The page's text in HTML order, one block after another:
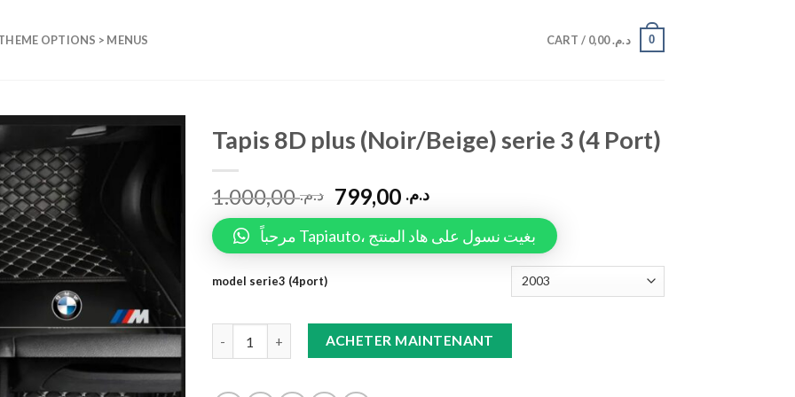
OPTIONS > MENUS CART / د.م.0,00 0
Add to
wishlist
Tapis 8D plus (Noir/Beige) serie 3 (4 Port)
د.م.1.000,00 د.م.
مرحباً Tapiauto، بغيت نسول على هاد المنتج
model serie3 (4port)
Tapis 8D plus (Noir/Beige) serie 3 (4 Port) quantity
ACHETER MAINTENANT